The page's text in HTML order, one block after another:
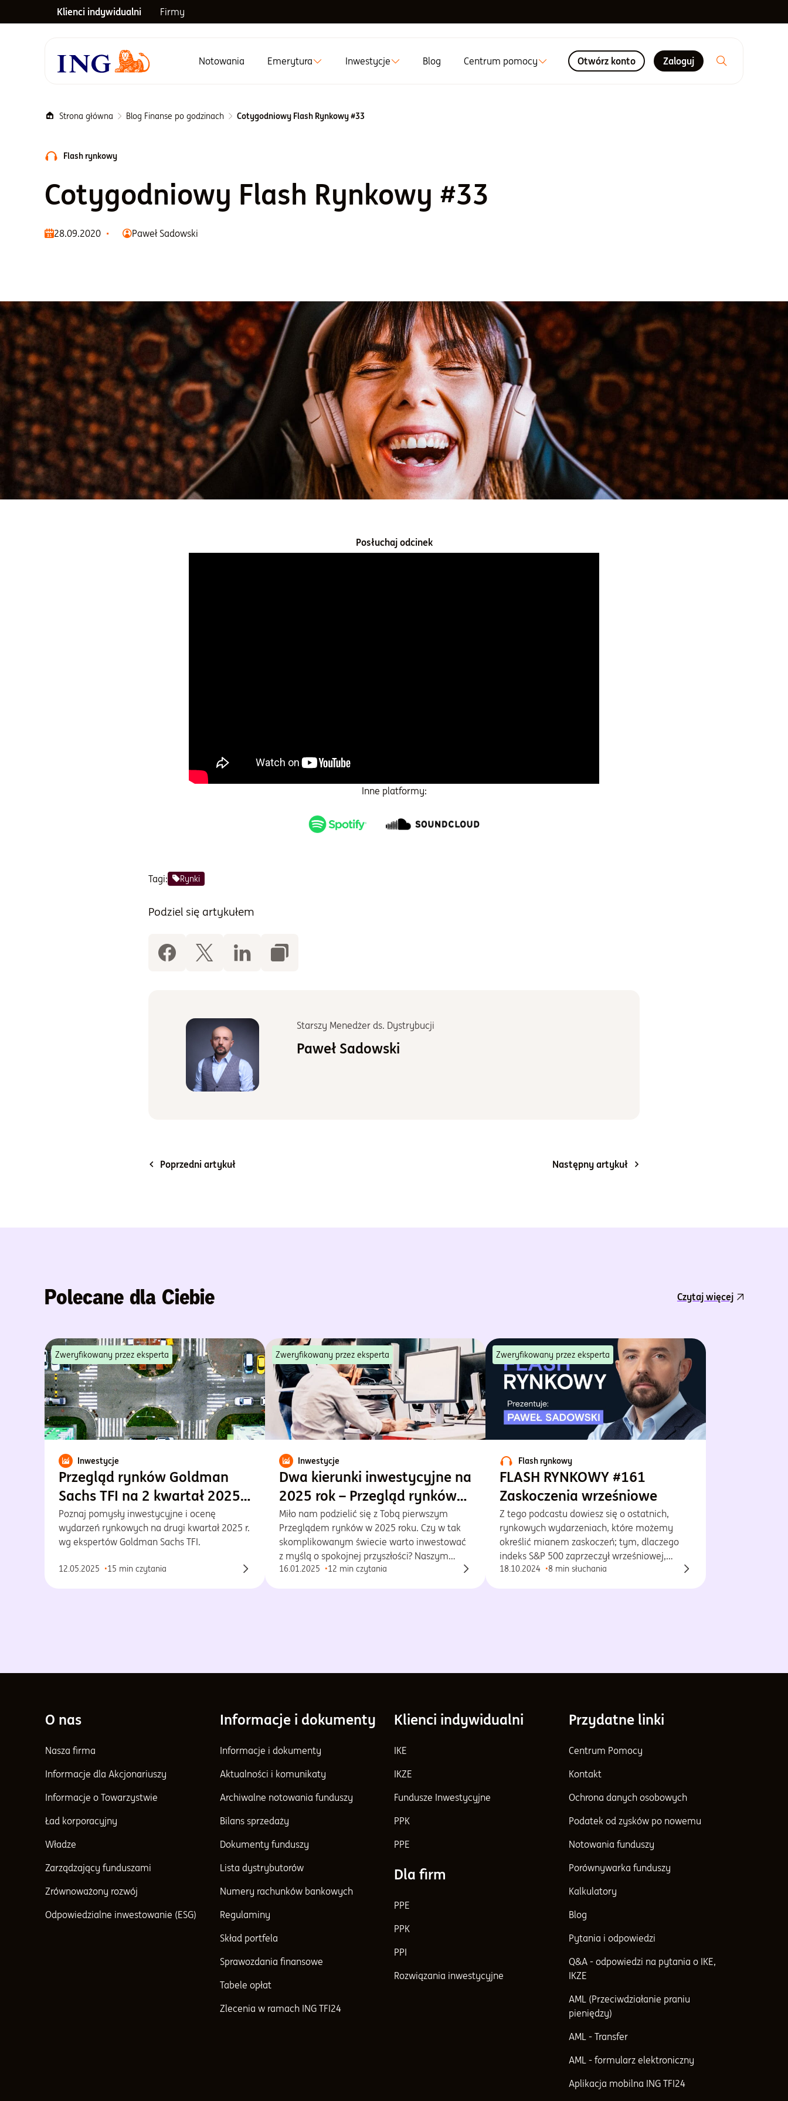
Klienci indywidualni Firmy
Menu główne
Notowania Emerytura Inwestycje Blog Centrum pomocy Otwórz konto Zaloguj
Strona główna Blog Finanse po godzinach Cotygodniowy Flash Rynkowy #33
Flash rynkowy
Cotygodniowy Flash Rynkowy #33
28.09.2020 Paweł Sadowski
Posłuchaj odcinek
Inne platformy:
Tagi: Rynki
Podziel się artykułem
Starszy Menedżer ds. Dystrybucji
Paweł Sadowski
Poprzedni artykuł Następny artykuł
Polecane dla Ciebie Czytaj więcej
Zweryfikowany przez eksperta
Inwestycje
Przegląd rynków Goldman
Sachs TFI na 2 kwartał 2025
r.
Poznaj pomysły inwestycyjne i ocenę
wydarzeń rynkowych na drugi kwartał 2025 r.
wg ekspertów Goldman Sachs TFI.
12.05.2025 15 min czytania
Zweryfikowany przez eksperta
Inwestycje
Dwa kierunki inwestycyjne na
2025 rok – Przegląd rynków
Goldman Sachs TFI
Miło nam podzielić się z Tobą pierwszym
Przeglądem rynków w 2025 roku. Czy w tak
skomplikowanym świecie warto inwestować
z myślą o spokojnej przyszłości? Naszym
zdaniem tak. Ale jak? To zależy. Wśród wielu
16.01.2025 12 min czytania
Zweryfikowany przez eksperta
Flash rynkowy
FLASH RYNKOWY #161
Zaskoczenia wrześniowe
Z tego podcastu dowiesz się o ostatnich,
rynkowych wydarzeniach, które możemy
określić mianem zaskoczeń; tym, dlaczego
indeks S&P 500 zaprzeczył wrześniowej,
historycznej prawidłowości i co może go
18.10.2024 8 min słuchania
O nas
Nasza firma
Informacje dla Akcjonariuszy
Informacje o Towarzystwie
Ład korporacyjny
Władze
Zarządzający funduszami
Zrównoważony rozwój
Odpowiedzialne inwestowanie (ESG)
Informacje i dokumenty
Informacje i dokumenty
Aktualności i komunikaty
Archiwalne notowania funduszy
Bilans sprzedaży
Dokumenty funduszy
Lista dystrybutorów
Numery rachunków bankowych
Regulaminy
Skład portfela
Sprawozdania finansowe
Tabele opłat
Zlecenia w ramach ING TFI24
Klienci indywidualni
IKE
IKZE
Fundusze Inwestycyjne
PPK
PPE
Dla firm
PPE
PPK
PPI
Rozwiązania inwestycyjne
Przydatne linki
Centrum Pomocy
Kontakt
Ochrona danych osobowych
Podatek od zysków po nowemu
Notowania funduszy
Porównywarka funduszy
Kalkulatory
Blog
Pytania i odpowiedzi
Q&A - odpowiedzi na pytania o IKE,
IKZE
AML (Przeciwdziałanie praniu
pieniędzy)
AML - Transfer
AML - formularz elektroniczny
Aplikacja mobilna ING TFI24